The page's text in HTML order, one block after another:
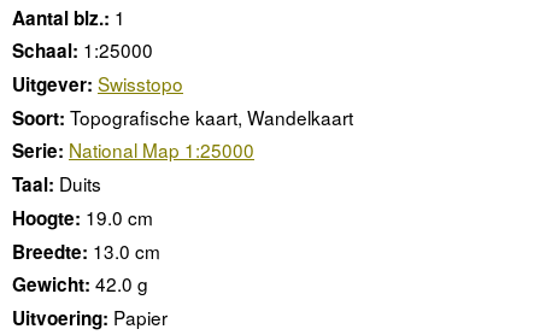
Aantal blz.: 1
Schaal: 1:25000
Uitgever: Swisstopo
Soort: Topografische kaart, Wandelkaart
Serie: National Map 1:25000
Taal: Duits
Hoogte: 19.0 cm
Breedte: 13.0 cm
Gewicht: 42.0 g
Uitvoering: Papier